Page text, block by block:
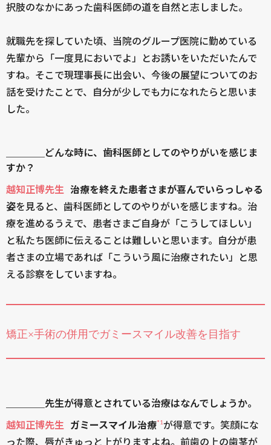
択肢のなかにあった歯科医師の道を自然と志しました。
就職先を探していた頃、当院のグループ医院に勤めている
先輩から「一度見においでよ」とお誘いをいただいたんで
すね。そこで現理事長に出会い、今後の展望についてのお
話を受けたことで、自分が少しでも力になれたらと思いま
した。
＿＿＿＿どんな時に、歯科医師としてのやりがいを感じま
すか？
越知正博先生 治療を終えた患者さまが喜んでいらっしゃる
姿を見ると、歯科医師としてのやりがいを感じますね。治
療を進めるうえで、患者さまご自身が「こうしてほしい」
と私たち医師に伝えることは難しいと思います。自分が患
者さまの立場であれば「こういう風に治療されたい」と思
える診察をしていますね。
矯正×手術の併用でガミースマイル改善を目指す
＿＿＿＿先生が得意とされている治療はなんでしょうか。
越知正博先生
ガミースマイル治療*1が得意です。笑顔にな
った際、唇がきゅっと上がりますよね。前歯の上の歯茎が